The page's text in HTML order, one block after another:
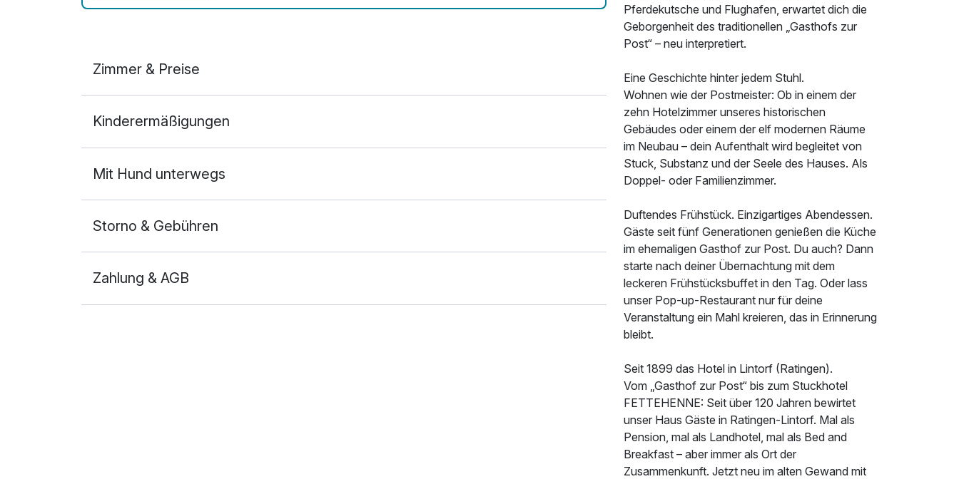
Zimmer & Preise
2 Erwachsene
Zusatznächte
Kinderermäßigungen
Mit Hund unterwegs
Storno & Gebühren
Zahlung & AGB
Pferdekutsche und Flughafen, erwartet dich die
Geborgenheit des traditionellen „Gasthofs zur
Post“ – neu interpretiert.
Eine Geschichte hinter jedem Stuhl.
Wohnen wie der Postmeister: Ob in einem der
zehn Hotelzimmer unseres historischen
Gebäudes oder einem der elf modernen Räume
im Neubau – dein Aufenthalt wird begleitet von
Stuck, Substanz und der Seele des Hauses. Als
Doppel- oder Familienzimmer.
Duftendes Frühstück. Einzigartiges Abendessen.
Gäste seit fünf Generationen genießen die Küche
im ehemaligen Gasthof zur Post. Du auch? Dann
starte nach deiner Übernachtung mit dem
leckeren Frühstücksbuffet in den Tag. Oder lass
unser Pop-up-Restaurant nur für deine
Veranstaltung ein Mahl kreieren, das in Erinnerung
bleibt.
Seit 1899 das Hotel in Lintorf (Ratingen).
Vom „Gasthof zur Post“ bis zum Stuckhotel
FETTEHENNE: Seit über 120 Jahren bewirtet
unser Haus Gäste in Ratingen-Lintorf. Mal als
Pension, mal als Landhotel, mal als Bed and
Breakfast – aber immer als Ort der
Zusammenkunft. Jetzt neu im alten Gewand mit